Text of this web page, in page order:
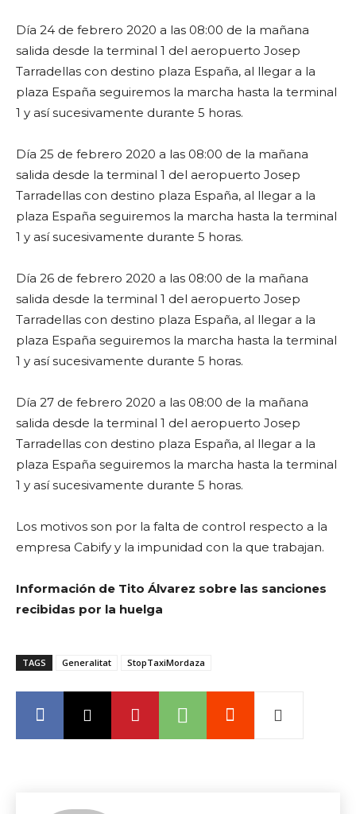
Día 24 de febrero 2020 a las 08:00 de la mañana
salida desde la terminal 1 del aeropuerto Josep
Tarradellas con destino plaza España, al llegar a la
plaza España seguiremos la marcha hasta la terminal
1 y así sucesivamente durante 5 horas.
Día 25 de febrero 2020 a las 08:00 de la mañana
salida desde la terminal 1 del aeropuerto Josep
Tarradellas con destino plaza España, al llegar a la
plaza España seguiremos la marcha hasta la terminal
1 y así sucesivamente durante 5 horas.
Día 26 de febrero 2020 a las 08:00 de la mañana
salida desde la terminal 1 del aeropuerto Josep
Tarradellas con destino plaza España, al llegar a la
plaza España seguiremos la marcha hasta la terminal
1 y así sucesivamente durante 5 horas.
Día 27 de febrero 2020 a las 08:00 de la mañana
salida desde la terminal 1 del aeropuerto Josep
Tarradellas con destino plaza España, al llegar a la
plaza España seguiremos la marcha hasta la terminal
1 y así sucesivamente durante 5 horas.
Los motivos son por la falta de control respecto a la
empresa Cabify y la impunidad con la que trabajan.
Información de Tito Álvarez sobre las sanciones
recibidas por la huelga
TAGS Generalitat StopTaxiMordaza